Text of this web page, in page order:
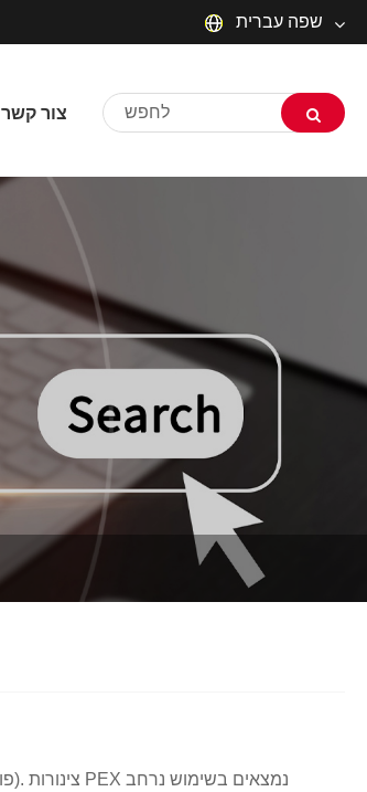
שפה עברית
שפה עברית
O'zbek
Italiano
Polski
Svenska
צור קשר